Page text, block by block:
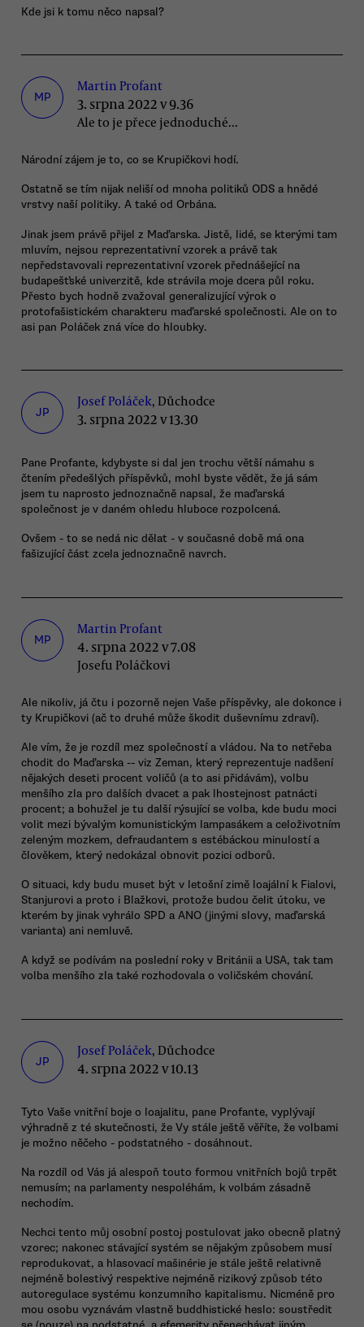
Kde jsi k tomu něco napsal?
MP
Martin Profant
3. srpna 2022 v 9.36
Ale to je přece jednoduché...
Národní zájem je to, co se Krupičkovi hodí.
Ostatně se tím nijak neliší od mnoha politiků ODS a hnědé
vrstvy naší politiky. A také od Orbána.
Jinak jsem právě přijel z Maďarska. Jistě, lidé, se kterými tam
mluvím, nejsou reprezentativní vzorek a právě tak
nepředstavovali reprezentativní vzorek přednášející na
budapešťské univerzitě, kde strávila moje dcera půl roku.
Přesto bych hodně zvažoval generalizující výrok o
protofašistickém charakteru maďarské společnosti. Ale on to
asi pan Poláček zná více do hloubky.
JP
Josef Poláček, Důchodce
3. srpna 2022 v 13.30
Pane Profante, kdybyste si dal jen trochu větší námahu s
čtením předešlých příspěvků, mohl byste vědět, že já sám
jsem tu naprosto jednoznačně napsal, že maďarská
společnost je v daném ohledu hluboce rozpolcená.
Ovšem - to se nedá nic dělat - v současné době má ona
fašizující část zcela jednoznačně navrch.
MP
Martin Profant
4. srpna 2022 v 7.08
Josefu Poláčkovi
Ale nikoliv, já čtu i pozorně nejen Vaše příspěvky, ale dokonce i
ty Krupičkovi (ač to druhé může škodit duševnímu zdraví).
Ale vím, že je rozdíl mez společností a vládou. Na to netřeba
chodit do Maďarska -- viz Zeman, který reprezentuje nadšení
nějakých deseti procent voličů (a to asi přidávám), volbu
menšího zla pro dalších dvacet a pak lhostejnost patnácti
procent; a bohužel je tu další rýsující se volba, kde budu moci
volit mezi bývalým komunistickým lampasákem a celoživotním
zeleným mozkem, defraudantem s estébáckou minulostí a
člověkem, který nedokázal obnovit pozici odborů.
O situaci, kdy budu muset být v letošní zimě loajální k Fialovi,
Stanjurovi a proto i Blažkovi, protože budou čelit útoku, ve
kterém by jinak vyhrálo SPD a ANO (jinými slovy, maďarská
varianta) ani nemluvě.
A když se podívám na poslední roky v Británii a USA, tak tam
volba menšího zla také rozhodovala o voličském chování.
JP
Josef Poláček, Důchodce
4. srpna 2022 v 10.13
Tyto Vaše vnitřní boje o loajalitu, pane Profante, vyplývají
výhradně z té skutečnosti, že Vy stále ještě věříte, že volbami
je možno něčeho - podstatného - dosáhnout.
Na rozdíl od Vás já alespoň touto formou vnitřních bojů trpět
nemusím; na parlamenty nespoléhám, k volbám zásadně
nechodím.
Nechci tento můj osobní postoj postulovat jako obecně platný
vzorec; nakonec stávající systém se nějakým způsobem musí
reprodukovat, a hlasovací mašinérie je stále ještě relativně
nejméně bolestivý respektive nejméně rizikový způsob této
autoregulace systému konzumního kapitalismu. Nicméně pro
mou osobu vyznávám vlastně buddhistické heslo: soustředit